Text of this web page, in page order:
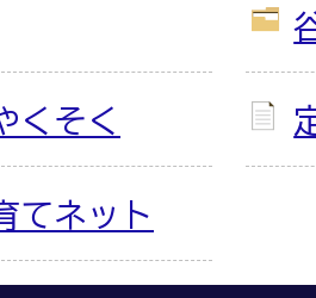
くそく
てネット